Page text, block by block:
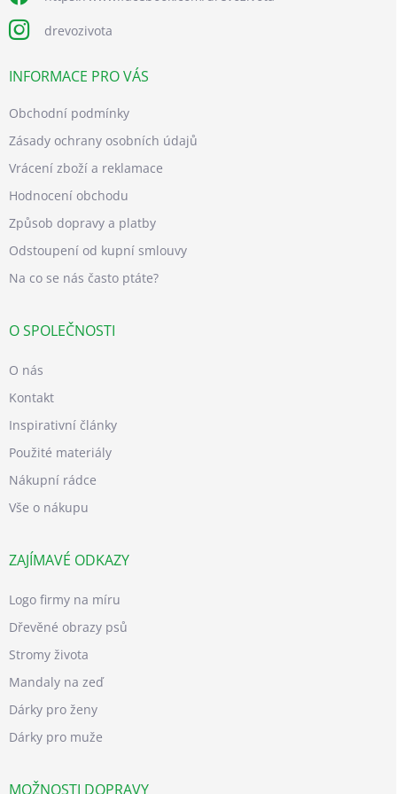
drevozivota
INFORMACE PRO VÁS
Obchodní podmínky
Zásady ochrany osobních údajů
Vrácení zboží a reklamace
Hodnocení obchodu
Způsob dopravy a platby
Odstoupení od kupní smlouvy
Na co se nás často ptáte?
O SPOLEČNOSTI
O nás
Kontakt
Inspirativní články
Použité materiály
Nákupní rádce
Vše o nákupu
ZAJÍMAVÉ ODKAZY
Logo firmy na míru
Dřevěné obrazy psů
Stromy života
Mandaly na zeď
Dárky pro ženy
Dárky pro muže
MOŽNOSTI DOPRAVY